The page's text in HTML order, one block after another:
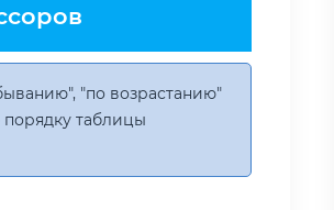
"по возрастанию"
порядку таблицы